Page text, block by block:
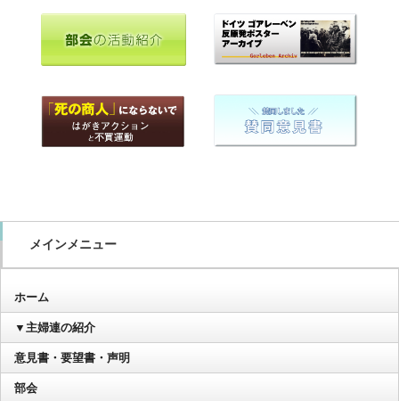
メインメニュー
ホーム
▼主婦連の紹介
意見書・要望書・声明
部会